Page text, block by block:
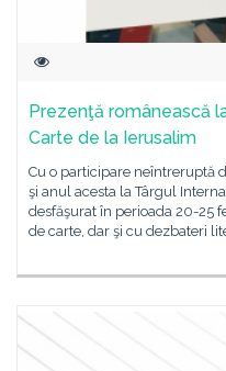
Prezenţă românească
Carte de la Ierusalim
Cu o participare neîntreruptă
şi anul acesta la Târgul
desfăşurat în perioada 20-25
de carte, dar şi cu dezbateri